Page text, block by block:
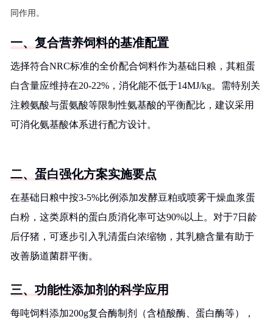
同作用。
一、复合营养饲料的基准配置
选择符合NRC标准的全价配合饲料作为基础日粮，其粗蛋
白含量应维持在20-22%，消化能不低于14MJ/kg。需特别关
注赖氨酸与蛋氨酸等限制性氨基酸的平衡配比，建议采用
可消化氨基酸体系进行配方设计。
二、蛋白强化方案实施要点
在基础日粮中按3-5%比例添加发酵豆粕或喷雾干燥血浆蛋
白粉，这类原料的蛋白质消化率可达90%以上。对于7日龄
后仔猪，可逐步引入乳清蛋白浓缩物，其乳糖含量有助于
改善肠道菌群平衡。
三、功能性添加剂的科学应用
每吨饲料添加200g复合酶制剂（含植酸酶、蛋白酶等），